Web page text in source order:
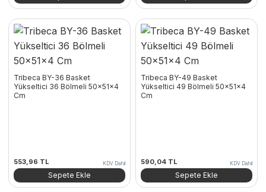
Tribeca BY-36 Basket
Yükseltici 36 Bölmeli 50x51x4
Cm
553,96 TL KDV Dahil
Sepete Ekle
Tribeca BY-49 Basket
Yükseltici 49 Bölmeli 50x51x4
Cm
590,04 TL KDV Dahil
Sepete Ekle